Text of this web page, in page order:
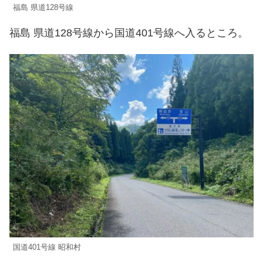
福島 県道128号線
福島 県道128号線から国道401号線へ入るところ。
国道401号線 昭和村